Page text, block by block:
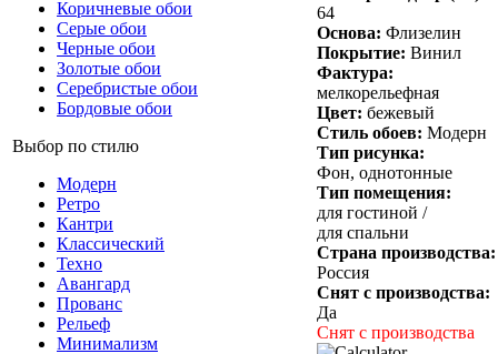
Коричневые обои
Серые обои
Черные обои
Золотые обои
Серебристые обои
Бордовые обои
Выбор по стилю
Модерн
Ретро
Кантри
Классический
Техно
Авангард
Прованс
Рельеф
Минимализм
64
Основа: Флизелин
Покрытие: Винил
Фактура:
мелкорельефная
Цвет: бежевый
Стиль обоев: Модерн
Тип рисунка:
Фон, однотонные
Тип помещения:
для гостиной /
для спальни
Страна производства:
Россия
Снят с производства:
Да
Снят с производства